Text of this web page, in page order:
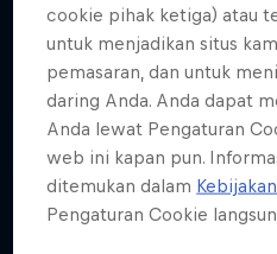
cookie pihak ketiga) atau
untuk menjadikan situs
pemasaran, dan untuk
daring Anda. Anda dapat
Anda lewat Pengaturan
web ini kapan pun.
ditemukan dalam
Pengaturan Cookie